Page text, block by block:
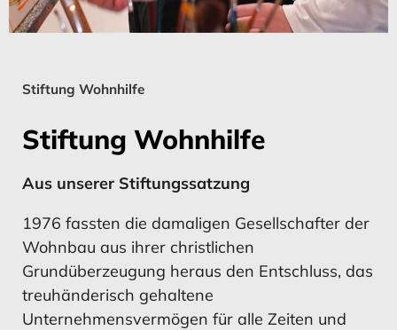
Verlustrechnung
Konzernkapital­flussrechnung
MEHR ERFAHREN
MEHR ERFAHREN
Stiftung Wohnhilfe
Stiftung Wohnhilfe
Aus unserer Stiftungssatzung
1976 fassten die damaligen Gesellschafter der
Wohnbau aus ihrer christlichen
Grundüberzeugung heraus den Entschluss, das
treuhänderisch gehaltene
Unternehmensvermögen für alle Zeiten und
Verlustrechnung
Konzernkapital­flussrechnung
MEHR ERFAHREN
MEHR ERFAHREN